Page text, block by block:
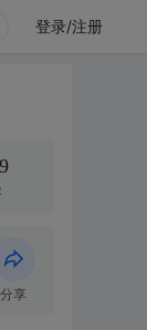
登录/注册
分享